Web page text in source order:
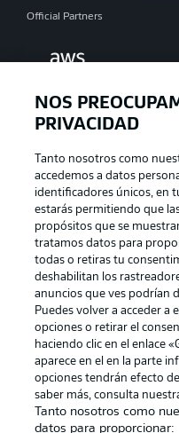
Official Partners
Publicidad
Gestionar las preferencias
Canales
Jugadores
NOS
PRIVACIDAD
Tanto nosotros como
accedemos a datos
identificadores únicos, en
estarás permitiendo que
propósitos que se
tratamos datos para
todas o retiras tu
deshabilitan los
anuncios que ves podrían
Puedes volver a acceder a
opciones o retirar el
haciendo clic en el enlace
aparece en el en la parte
opciones tendrán efecto
saber más, consulta
Tanto nosotros como
datos para proporcionar: